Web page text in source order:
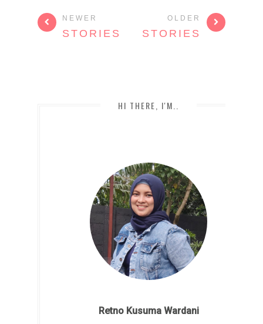
NEWER
STORIES
OLDER
STORIES
HI THERE, I'M..
Retno Kusuma Wardani